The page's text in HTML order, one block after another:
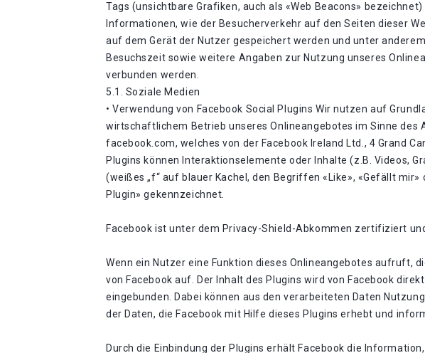
Tags (unsichtbare Grafiken, auch als «Web Beacons»
Informationen, wie der Besucherverkehr auf den Seiten dieser
auf dem Gerät der Nutzer gespeichert werden und unter
Besuchszeit sowie weitere Angaben zur Nutzung unseres
verbunden werden.
5.1. Soziale Medien
• Verwendung von Facebook Social Plugins Wir nutzen auf
wirtschaftlichem Betrieb unseres Onlineangebotes im Sinne des
facebook.com, welches von der Facebook Ireland Ltd., 4 Grand
Plugins können Interaktionselemente oder Inhalte (z.B. Videos,
(weißes „f“ auf blauer Kachel, den Begriffen «Like», «Gefällt
Plugin» gekennzeichnet.
Facebook ist unter dem Privacy-Shield-Abkommen zertifiziert
Wenn ein Nutzer eine Funktion dieses Onlineangebotes aufruft,
von Facebook auf. Der Inhalt des Plugins wird von Facebook
eingebunden. Dabei können aus den verarbeiteten Daten
der Daten, die Facebook mit Hilfe dieses Plugins erhebt und
Durch die Einbindung der Plugins erhält Facebook die